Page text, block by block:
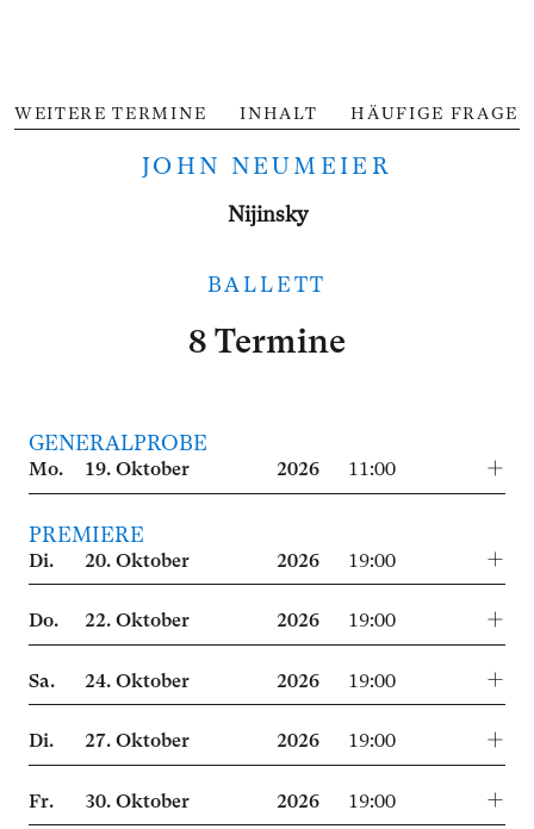
WEITERE TERMINE INHALT HÄUFIGE FRAGEN
JOHN NEUMEIER
Nijinsky
BALLETT
8 Termine
GENERALPROBE
Mo. 19.Oktober 2026 11:00
PREMIERE
Di. 20.Oktober 2026 19:00
Do. 22.Oktober 2026 19:00
Sa. 24.Oktober 2026 19:00
Di. 27.Oktober 2026 19:00
Fr. 30.Oktober 2026 19:00